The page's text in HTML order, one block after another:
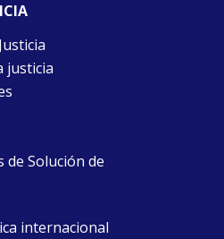
justicia
de Solución de
internacional